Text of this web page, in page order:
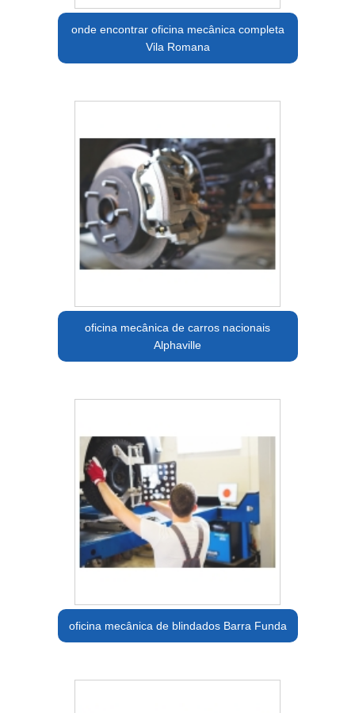
onde encontrar oficina mecânica completa
Vila Romana
oficina mecânica de carros nacionais
Alphaville
oficina mecânica de blindados Barra Funda